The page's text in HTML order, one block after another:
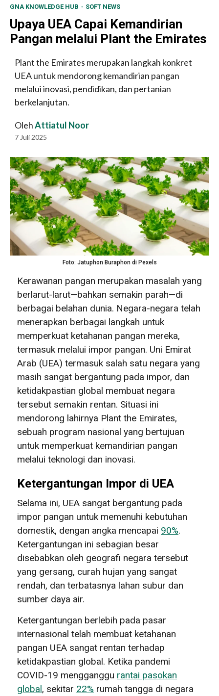
GNA KNOWLEDGE HUB SOFT NEWS
Upaya UEA Capai Kemandirian
Pangan melalui Plant the Emirates
Plant the Emirates merupakan langkah konkret
UEA untuk mendorong kemandirian pangan
melalui inovasi, pendidikan, dan pertanian
berkelanjutan.
OlehAttiatul Noor
7 Juli 2025
Foto: Jatuphon Buraphon di Pexels
Kerawanan pangan merupakan masalah yang
berlarut-larut—bahkan semakin parah—di
berbagai belahan dunia. Negara-negara telah
menerapkan berbagai langkah untuk
memperkuat ketahanan pangan mereka,
termasuk melalui impor pangan. Uni Emirat
Arab (UEA) termasuk salah satu negara yang
masih sangat bergantung pada impor, dan
ketidakpastian global membuat negara
tersebut semakin rentan. Situasi ini
mendorong lahirnya Plant the Emirates,
sebuah program nasional yang bertujuan
untuk memperkuat kemandirian pangan
melalui teknologi dan inovasi.
Ketergantungan Impor di UEA
Selama ini, UEA sangat bergantung pada
impor pangan untuk memenuhi kebutuhan
domestik, dengan angka mencapai 90%.
Ketergantungan ini sebagian besar
disebabkan oleh geografi negara tersebut
yang gersang, curah hujan yang sangat
rendah, dan terbatasnya lahan subur dan
sumber daya air.
Ketergantungan berlebih pada pasar
internasional telah membuat ketahanan
pangan UEA sangat rentan terhadap
ketidakpastian global. Ketika pandemi
COVID-19 mengganggu rantai pasokan
global, sekitar 22% rumah tangga di negara